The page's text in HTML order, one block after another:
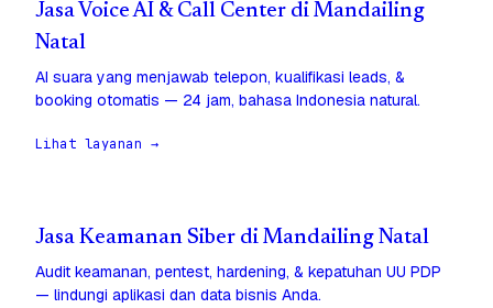
Jasa Voice AI & Call Center di Mandailing
Natal
AI suara yang menjawab telepon, kualifikasi leads, &
booking otomatis — 24 jam, bahasa Indonesia natural.
Lihat layanan →
Jasa Keamanan Siber di Mandailing Natal
Audit keamanan, pentest, hardening, & kepatuhan UU PDP
— lindungi aplikasi dan data bisnis Anda.